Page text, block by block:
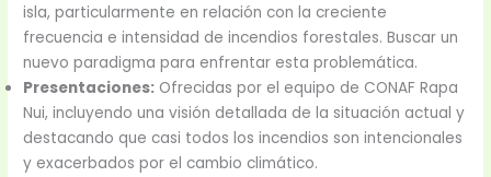
isla, particularmente en relación con la creciente
frecuencia e intensidad de incendios forestales. Buscar un
nuevo paradigma para enfrentar esta problemática.
Presentaciones: Ofrecidas por el equipo de CONAF Rapa
Nui, incluyendo una visión detallada de la situación actual y
destacando que casi todos los incendios son intencionales
y exacerbados por el cambio climático.